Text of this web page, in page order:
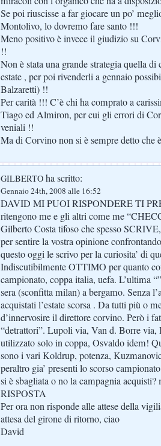
Se poi riuscisse a far giocare un po’
Montolivo, lo dovremo fare santo !!!
Meno positivo è invece il giudizio su
!!
Non è stata una grande strategia quella
estate , per poi rivenderli a gennaio
Balzaretti) !!
Per carità !!! C’è chi ha comprato a
Tiago ed Almiron, per cui gli errori di
veniali !!
Ma di Corvino non si è sempre detto che
GILBERTO ha scritto:
Gennaio 24th, 2008 alle 16:52
DAVID MI PUOI RISPONDERE TI
ritengono me e gli altri come me
Gilberto Costa tifoso che spesso
per sentire la vostra opinione
questo oggi le scrivo per la curiosita’ di
Indiscutibilmente OTTIMO per quanto
campionato, coppa italia, uefa. L’ultima
sera (sconfitta milan) a bergamo. Senza
acquistati l’estate scorsa . Da tutti più o
d’innervosire il direttore corvino. Però i
“detrattori”. Lupoli via, Van d. Borre via,
utilizzato solo in coppa, Osvaldo idem!
sono i vari Koldrup, potenza,
peraltro gia’ presenti lo scorso
si è sbagliata o no la campagnia acquisti?
RISPOSTA
Per ora non risponde alle attese della
attesa del girone di ritorno, ciao
David